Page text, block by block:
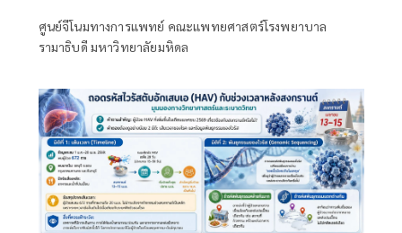
ศูนย์จีโนมทางการแพทย์ คณะแพทยศาสตร์โรงพยาบาล
รามาธิบดี มหาวิทยาลัยมหิดล